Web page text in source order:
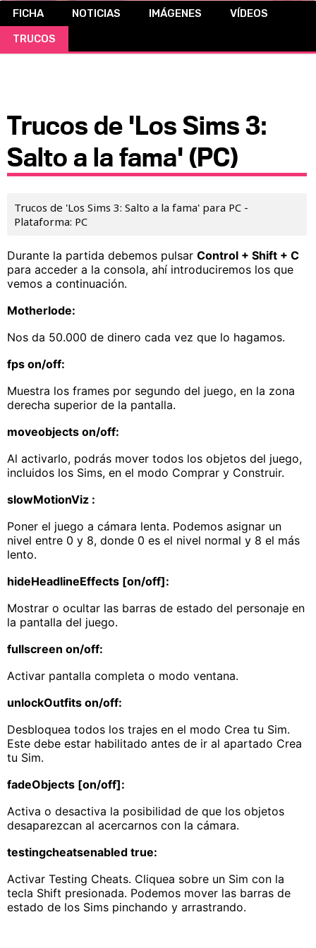
CÓMICS
FICHA NOTICIAS IMÁGENES
VÍDEOS
TRUCOS
Trucos de 'Los Sims 3:
Salto a la fama' (PC)
Trucos de 'Los Sims 3: Salto a la fama' para PC -
Plataforma: PC
Durante la partida debemos pulsar Control + Shift + C
para acceder a la consola, ahí introduciremos los que
vemos a continuación.
Motherlode:
Nos da 50.000 de dinero cada vez que lo hagamos.
fps on/off:
Muestra los frames por segundo del juego, en la zona
derecha superior de la pantalla.
moveobjects on/off:
Al activarlo, podrás mover todos los objetos del juego,
incluidos los Sims, en el modo Comprar y Construir.
slowMotionViz :
Poner el juego a cámara lenta. Podemos asignar un
nivel entre 0 y 8, donde 0 es el nivel normal y 8 el más
lento.
hideHeadlineEffects [on/off]:
Mostrar o ocultar las barras de estado del personaje en
la pantalla del juego.
fullscreen on/off:
Activar pantalla completa o modo ventana.
unlockOutfits on/off:
Desbloquea todos los trajes en el modo Crea tu Sim.
Este debe estar habilitado antes de ir al apartado Crea
tu Sim.
fadeObjects [on/off]:
Activa o desactiva la posibilidad de que los objetos
desaparezcan al acercarnos con la cámara.
testingcheatsenabled true:
Activar Testing Cheats. Cliquea sobre un Sim con la
tecla Shift presionada. Podemos mover las barras de
estado de los Sims pinchando y arrastrando.